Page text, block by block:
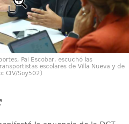
Pai Escobar, escuchó las
escolares de Villa Nueva y de
CIV/Soy502)